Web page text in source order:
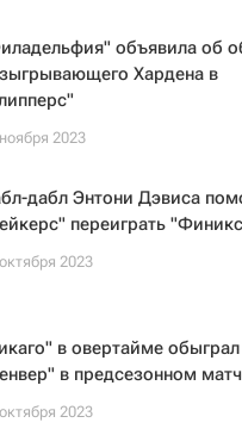
объявила об
Хардена в
2023
дабл Энтони Дэвиса
переиграть
2023
в овертайме обыграл
в предсезонном
2023